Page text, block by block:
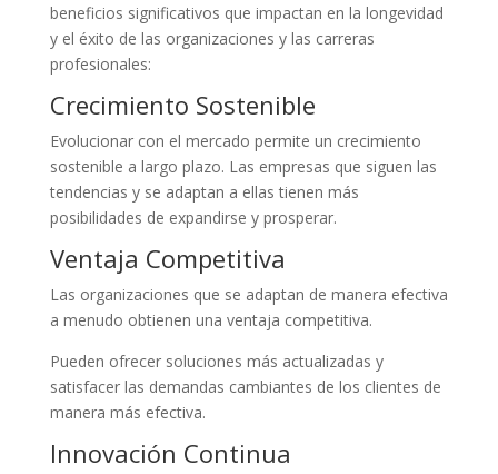
beneficios significativos que impactan en la longevidad
y el éxito de las organizaciones y las carreras
profesionales:
Crecimiento Sostenible
Evolucionar con el mercado permite un crecimiento
sostenible a largo plazo. Las empresas que siguen las
tendencias y se adaptan a ellas tienen más
posibilidades de expandirse y prosperar.
Ventaja Competitiva
Las organizaciones que se adaptan de manera efectiva
a menudo obtienen una ventaja competitiva.
Pueden ofrecer soluciones más actualizadas y
satisfacer las demandas cambiantes de los clientes de
manera más efectiva.
Innovación Continua